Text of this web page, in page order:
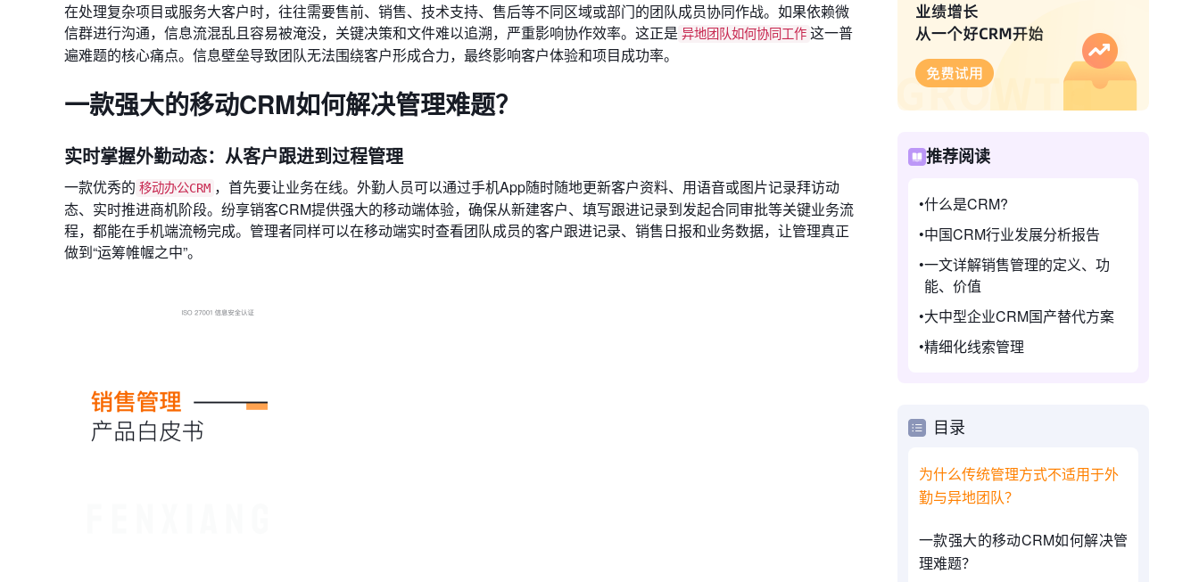
在处理复杂项目或服务大客户时，往往需要售前、销售、技术支持、售后等不同区域或部门的团队成员协同作战。如果依赖微
信群进行沟通，信息流混乱且容易被淹没，关键决策和文件难以追溯，严重影响协作效率。这正是 异地团队如何协同工作 这一普
遍难题的核心痛点。信息壁垒导致团队无法围绕客户形成合力，最终影响客户体验和项目成功率。
一款强大的移动CRM如何解决管理难题？
实时掌握外勤动态：从客户跟进到过程管理
一款优秀的 移动办公CRM ，首先要让业务在线。外勤人员可以通过手机App随时随地更新客户资料、用语音或图片记录拜访动
态、实时推进商机阶段。纷享销客CRM提供强大的移动端体验，确保从新建客户、填写跟进记录到发起合同审批等关键业务流
程，都能在手机端流畅完成。管理者同样可以在移动端实时查看团队成员的客户跟进记录、销售日报和业务数据，让管理真正
做到“运筹帷幄之中”。
推荐阅读
什么是CRM?
中国CRM行业发展分析报告
一文详解销售管理的定义、功
能、价值
大中型企业CRM国产替代方案
精细化线索管理
目录
为什么传统管理方式不适用于外
勤与异地团队？
一款强大的移动CRM如何解决管
理难题？